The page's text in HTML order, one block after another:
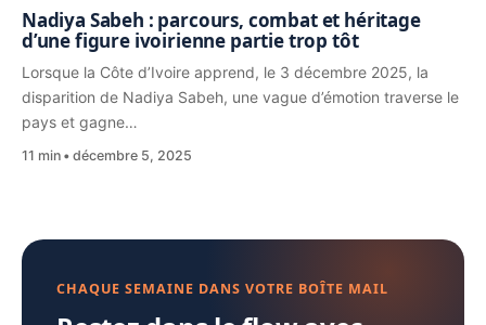
Nadiya Sabeh : parcours, combat et héritage
d’une figure ivoirienne partie trop tôt
Lorsque la Côte d’Ivoire apprend, le 3 décembre 2025, la
disparition de Nadiya Sabeh, une vague d’émotion traverse le
pays et gagne…
11 min décembre 5, 2025
CHAQUE SEMAINE DANS VOTRE BOÎTE MAIL